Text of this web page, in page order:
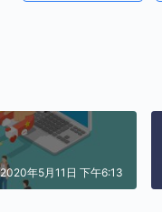
2020年5月11日 下午6:13